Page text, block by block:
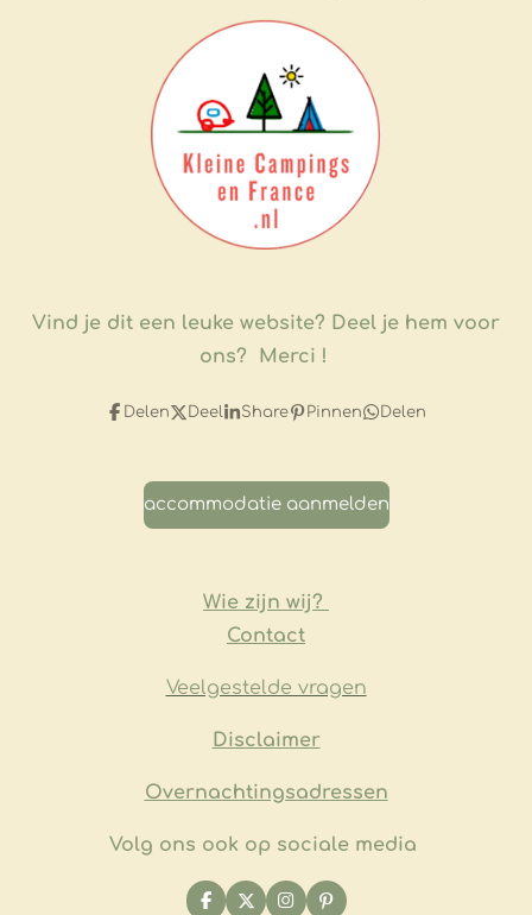
Vind je dit een leuke website? Deel je hem voor
ons? Merci !
Delen Deel Share Pinnen Delen
accommodatie aanmelden
Wie zijn wij?
Contact
Veelgestelde vragen
​Disclaimer
Overnachtingsadressen
Volg ons ook op sociale media
F
X
I
P